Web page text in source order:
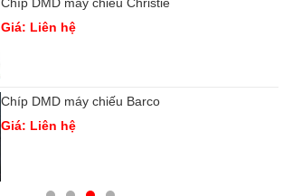
Giá: Liên hệ
Chíp DMD máy chiếu Barco
Giá: Liên hệ